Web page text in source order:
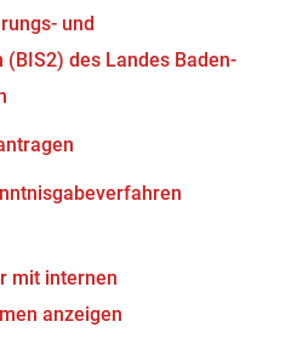
und
des Landes Baden-
mit internen
anzeigen